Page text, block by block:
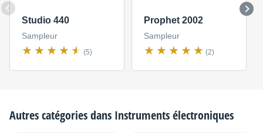
Studio 440
Sampleur
(5)
Prophet 2002
Sampleur
(2)
Autres catégories dans Instruments électroniques